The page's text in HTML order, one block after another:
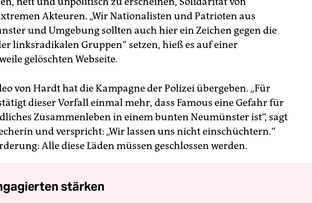
Akteuren. „Wir Nationalisten und Patrioten aus
und Umgebung sollten auch hier ein Zeichen gegen die
linksradikalen Gruppen“ setzen, hieß es auf einer
gelöschten Webseite.
von Hardt hat die Kampagne der Polizei übergeben. „Für
dieser Vorfall einmal mehr, dass Famous eine Gefahr für
Zusammenleben in einem bunten Neumünster ist“, sagt
und verspricht: „Wir lassen uns nicht einschüchtern.“
Alle diese Läden müssen geschlossen werden.
stärken